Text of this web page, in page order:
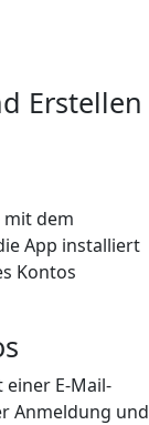
Erstellen
mit dem
App installiert
Kontos
E-Mail-
Anmeldung und